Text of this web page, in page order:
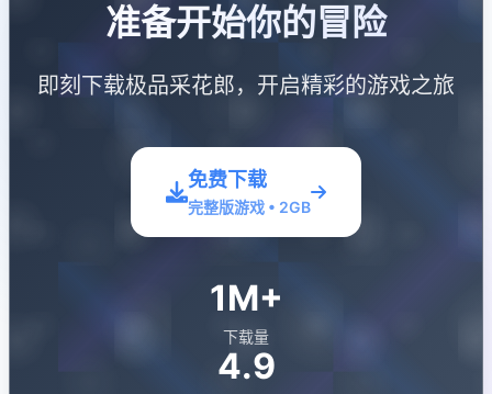
准备开始你的冒险
即刻下载极品采花郎，开启精彩的游戏之旅
免费下载
完整版游戏 • 2GB
1M+
下载量
4.9